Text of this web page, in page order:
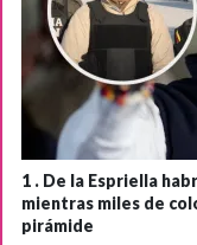
1 . De la Espriella
mientras miles de
pirámide